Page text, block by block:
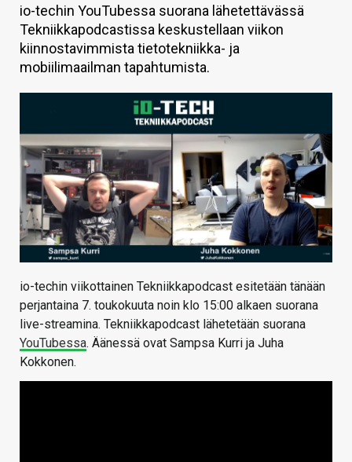
TIETOA
HINTA.FI
HAKU
io-techin YouTubessa suorana lähetettävässä
Tekniikkapodcastissa keskustellaan viikon
kiinnostavimmista tietotekniikka- ja
mobiilimaailman tapahtumista.
io-techin viikottainen Tekniikkapodcast esitetään tänään
perjantaina 7. toukokuuta noin klo 15:00 alkaen suorana
live-streamina. Tekniikkapodcast lähetetään suorana
YouTubessa. Äänessä ovat Sampsa Kurri ja Juha
Kokkonen.